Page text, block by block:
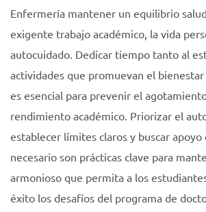
Enfermería mantener un equilibrio
exigente trabajo académico, la vida
autocuidado. Dedicar tiempo tanto al
actividades que promuevan el
es esencial para prevenir el
rendimiento académico. Priorizar el
establecer límites claros y buscar apoyo
necesario son prácticas clave para
armonioso que permita a los
éxito los desafíos del programa de